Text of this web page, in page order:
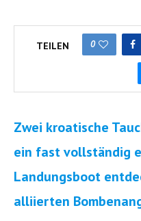
TEILEN 0
Zwei kroatische
ein fast vollständig
Landungsboot
alliierten